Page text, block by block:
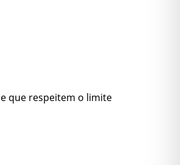
que respeitem o limite